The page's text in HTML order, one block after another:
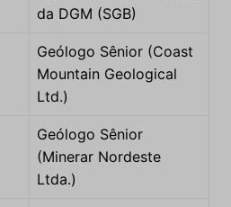
da DGM (SGB)
Geólogo Sênior (Coast
Mountain Geological
Ltd.)
Geólogo Sênior
(Minerar Nordeste
Ltda.)